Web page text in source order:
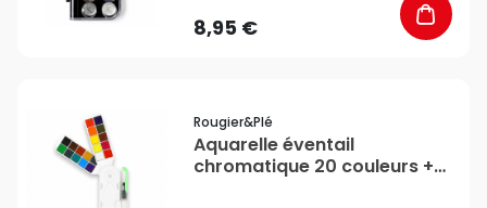
8,95 €
Rougier&plé
Aquarelle éventail
chromatique 20 couleurs +